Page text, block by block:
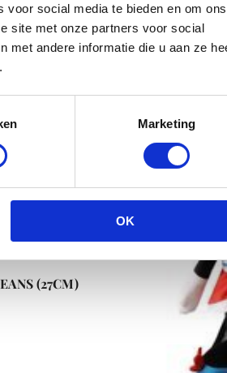
social media te bieden en om ons
site met onze partners voor social
met andere informatie die u aan ze
Marketing
OK
(27CM)